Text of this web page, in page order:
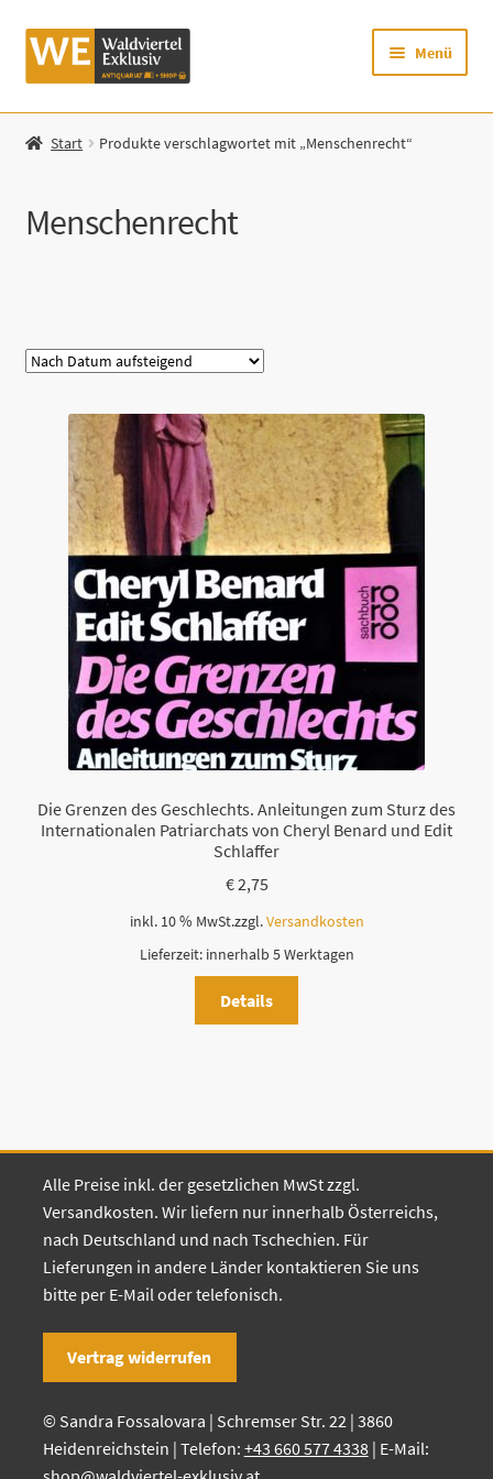
Zur
Navigation
Zum
Inhalt
Menü
Startseite
Mein Konto
Zur Waldviertel Exklusiv-Website
Start Produkte verschlagwortet mit „Menschenrecht“
Menschenrecht
Die Grenzen des Geschlechts. Anleitungen zum Sturz des
Internationalen Patriarchats von Cheryl Benard und Edit
Schlaffer
€2,75
inkl. 10 % MwSt.zzgl.Versandkosten
Lieferzeit: innerhalb 5 Werktagen
Details
Alle Preise inkl. der gesetzlichen MwSt zzgl.
Versandkosten. Wir liefern nur innerhalb Österreichs,
nach Deutschland und nach Tschechien. Für
Lieferungen in andere Länder kontaktieren Sie uns
bitte per E-Mail oder telefonisch.
Vertrag widerrufen
© Sandra Fossalovara | Schremser Str. 22 | 3860
Heidenreichstein | Telefon: +43 660 577 4338| E-Mail: